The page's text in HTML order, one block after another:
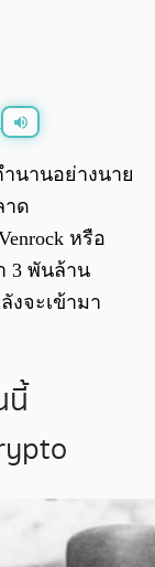
/
นานอย่างนาย
าด
หรือ
3 พันล้าน
งจะเข้ามา
นี้